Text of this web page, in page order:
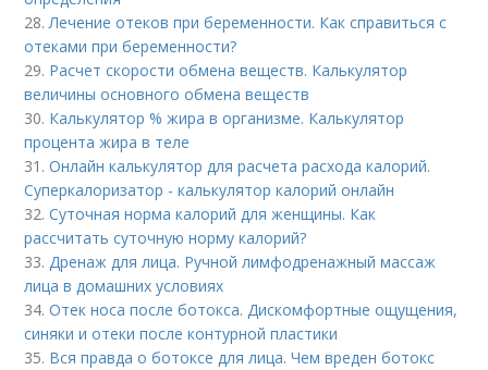
28.Лечение отеков при беременности. Как справиться с
отеками при беременности?
29. Расчет скорости обмена веществ. Калькулятор
величины основного обмена веществ
30. Калькулятор % жира в организме. Калькулятор
процента жира в теле
31.Онлайн калькулятор для расчета расхода калорий.
Суперкалоризатор - калькулятор калорий онлайн
32.Суточная норма калорий для женщины. Как
рассчитать суточную норму калорий?
33.Дренаж для лица. Ручной лимфодренажный массаж
лица в домашних условиях
34.Отек носа после ботокса. Дискомфортные ощущения,
синяки и отеки после контурной пластики
35. Вся правда о ботоксе для лица. Чем вреден ботокс